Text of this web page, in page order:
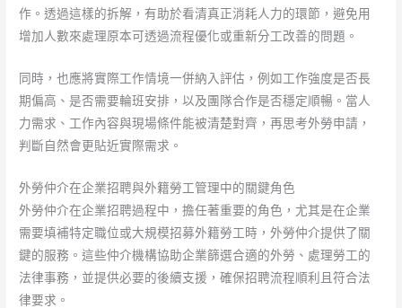
作。透過這樣的拆解，有助於看清真正消耗人力的環節，避免用
增加人數來處理原本可透過流程優化或重新分工改善的問題。
同時，也應將實際工作情境一併納入評估，例如工作強度是否長
期偏高、是否需要輪班安排，以及團隊合作是否穩定順暢。當人
力需求、工作內容與現場條件能被清楚對齊，再思考外勞申請，
判斷自然會更貼近實際需求。
外勞仲介在企業招聘與外籍勞工管理中的關鍵角色
外勞仲介在企業招聘過程中，擔任著重要的角色，尤其是在企業
需要填補特定職位或大規模招募外籍勞工時，外勞仲介提供了關
鍵的服務。這些仲介機構協助企業篩選合適的外勞、處理勞工的
法律事務，並提供必要的後續支援，確保招聘流程順利且符合法
律要求。